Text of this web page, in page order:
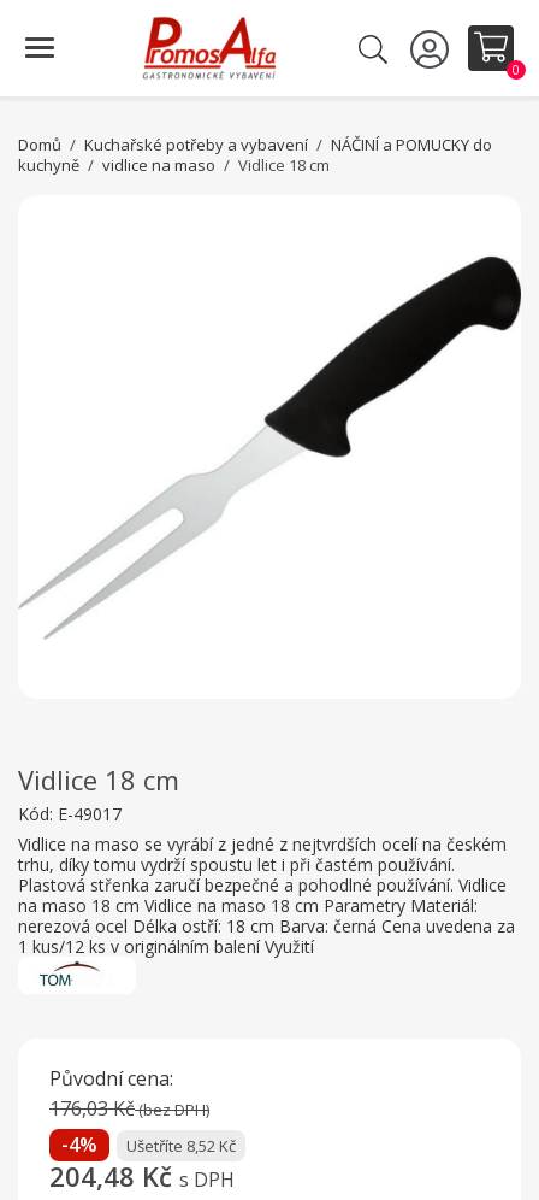
0
Domů Kuchařské potřeby a vybavení
NÁČINÍ a POMUCKY do
kuchyně
vidlice na maso Vidlice 18 cm
Vidlice 18 cm
Kód: E-49017
Vidlice na maso se vyrábí z jedné z nejtvrdších ocelí na českém
trhu, díky tomu vydrží spoustu let i při častém používání.
Plastová střenka zaručí bezpečné a pohodlné používání. Vidlice
na maso 18 cm Vidlice na maso 18 cm Parametry Materiál:
nerezová ocel Délka ostří: 18 cm Barva: černá Cena uvedena za
1 kus/12 ks v originálním balení Využití
Původní cena:
176,03 Kč(bez DPH)
-4% Ušetříte 8,52 Kč
204,48 Kč s DPH